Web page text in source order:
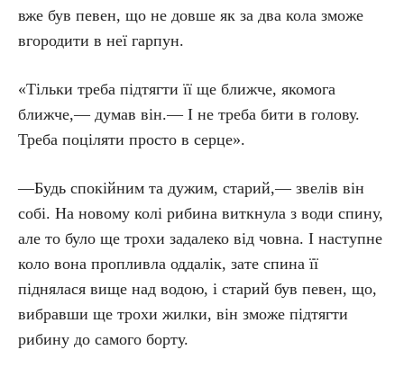
вже був певен, що не довше як за два кола зможе
вгородити в неї гарпун.
«Тільки треба підтягти її ще ближче, якомога
ближче,— думав він.— I не треба бити в голову.
Треба поціляти просто в серце».
—Будь спокійним та дужим, старий,— звелів він
собі. На новому колі рибина виткнула з води спину,
але то було ще трохи задалеко від човна. І наступне
коло вона пропливла оддалік, зате спина її
піднялася вище над водою, і старий був певен, що,
вибравши ще трохи жилки, він зможе підтягти
рибину до самого борту.